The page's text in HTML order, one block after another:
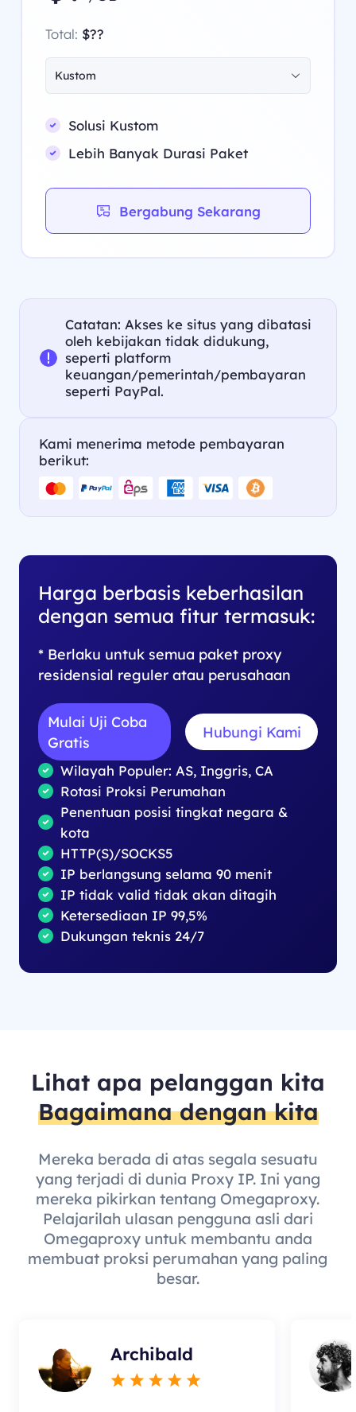
Total: $??
Kustom
Solusi Kustom
Lebih Banyak Durasi Paket
Bergabung Sekarang
Catatan: Akses ke situs yang dibatasi
oleh kebijakan tidak didukung,
seperti platform
keuangan/pemerintah/pembayaran
seperti PayPal.
Kami menerima metode pembayaran
berikut:
Harga berbasis keberhasilan
dengan semua fitur termasuk:
* Berlaku untuk semua paket proxy
residensial reguler atau perusahaan
Mulai Uji Coba
Gratis
Hubungi Kami
Wilayah Populer: AS, Inggris, CA
Rotasi Proksi Perumahan
Penentuan posisi tingkat negara &
kota
HTTP(S)/SOCKS5
IP berlangsung selama 90 menit
IP tidak valid tidak akan ditagih
Ketersediaan IP 99,5%
Dukungan teknis 24/7
Lihat apa pelanggan kita
Bagaimana dengan kita
Mereka berada di atas segala sesuatu
yang terjadi di dunia Proxy IP. Ini yang
mereka pikirkan tentang Omegaproxy.
Pelajarilah ulasan pengguna asli dari
Omegaproxy untuk membantu anda
membuat proksi perumahan yang paling
besar.
Archibald